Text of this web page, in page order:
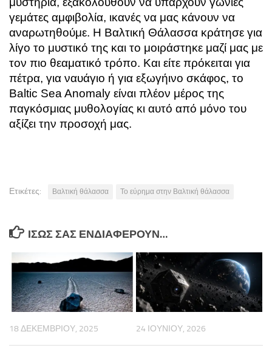
γεμάτες αμφιβολία, ικανές να μας κάνουν να
αναρωτηθούμε. Η Βαλτική Θάλασσα κράτησε για
λίγο το μυστικό της και το μοιράστηκε μαζί μας με
τον πιο θεαματικό τρόπο. Και είτε πρόκειται για
πέτρα, για ναυάγιο ή για εξωγήινο σκάφος, το
Baltic Sea Anomaly είναι πλέον μέρος της
παγκόσμιας μυθολογίας κι αυτό από μόνο του
αξίζει την προσοχή μας.
Ετικέτες: Βαλτική θάλασσα Το εύρημα στην Βαλτική θάλασσα
ΊΣΩΣ ΣΑΣ ΕΝΔΙΑΦΈΡΟΥΝ…
18 ΔΕΚΕΜΒΡΊΟΥ, 2025 24 ΙΟΥΝΊΟΥ, 2026